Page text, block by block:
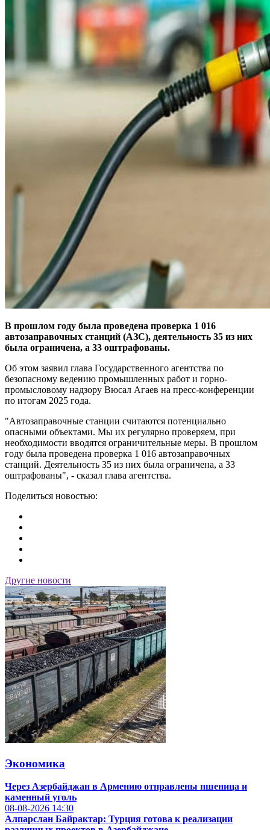
В прошлом году была проведена проверка 1 016
автозаправочных станций (АЗС), деятельность 35 из них
была ограничена, а 33 оштрафованы.
Об этом заявил глава Государственного агентства по
безопасному ведению промышленных работ и горно-
промысловому надзору Вюсал Агаев на пресс-конференции
по итогам 2025 года.
"Автозаправочные станции считаются потенциально
опасными объектами. Мы их регулярно проверяем, при
необходимости вводятся ограничительные меры. В прошлом
году была проведена проверка 1 016 автозаправочных
станций. Деятельность 35 из них была ограничена, а 33
оштрафованы", - сказал глава агентства.
Поделиться новостью:
Другие новости
Экономика
Через Азербайджан в Армению отправлены пшеница и
каменный уголь
08-08-2026 14:30
Алпарслан Байрактар: Турция готова к реализации